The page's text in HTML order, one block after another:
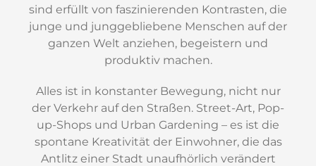
sind erfüllt von faszinierenden Kontrasten, die
junge und junggebliebene Menschen auf der
ganzen Welt anziehen, begeistern und
produktiv machen.
Alles ist in konstanter Bewegung, nicht nur
der Verkehr auf den Straßen. Street-Art, Pop-
up-Shops und Urban Gardening – es ist die
spontane Kreativität der Einwohner, die das
Antlitz einer Stadt unaufhörlich verändert